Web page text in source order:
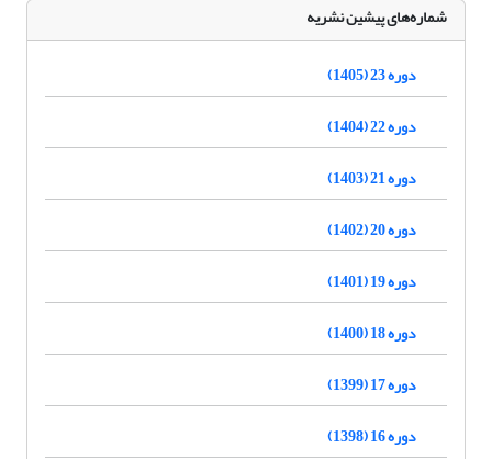
شماره‌های پیشین نشریه
دوره 23 (1405)
دوره 22 (1404)
دوره 21 (1403)
دوره 20 (1402)
دوره 19 (1401)
دوره 18 (1400)
دوره 17 (1399)
دوره 16 (1398)